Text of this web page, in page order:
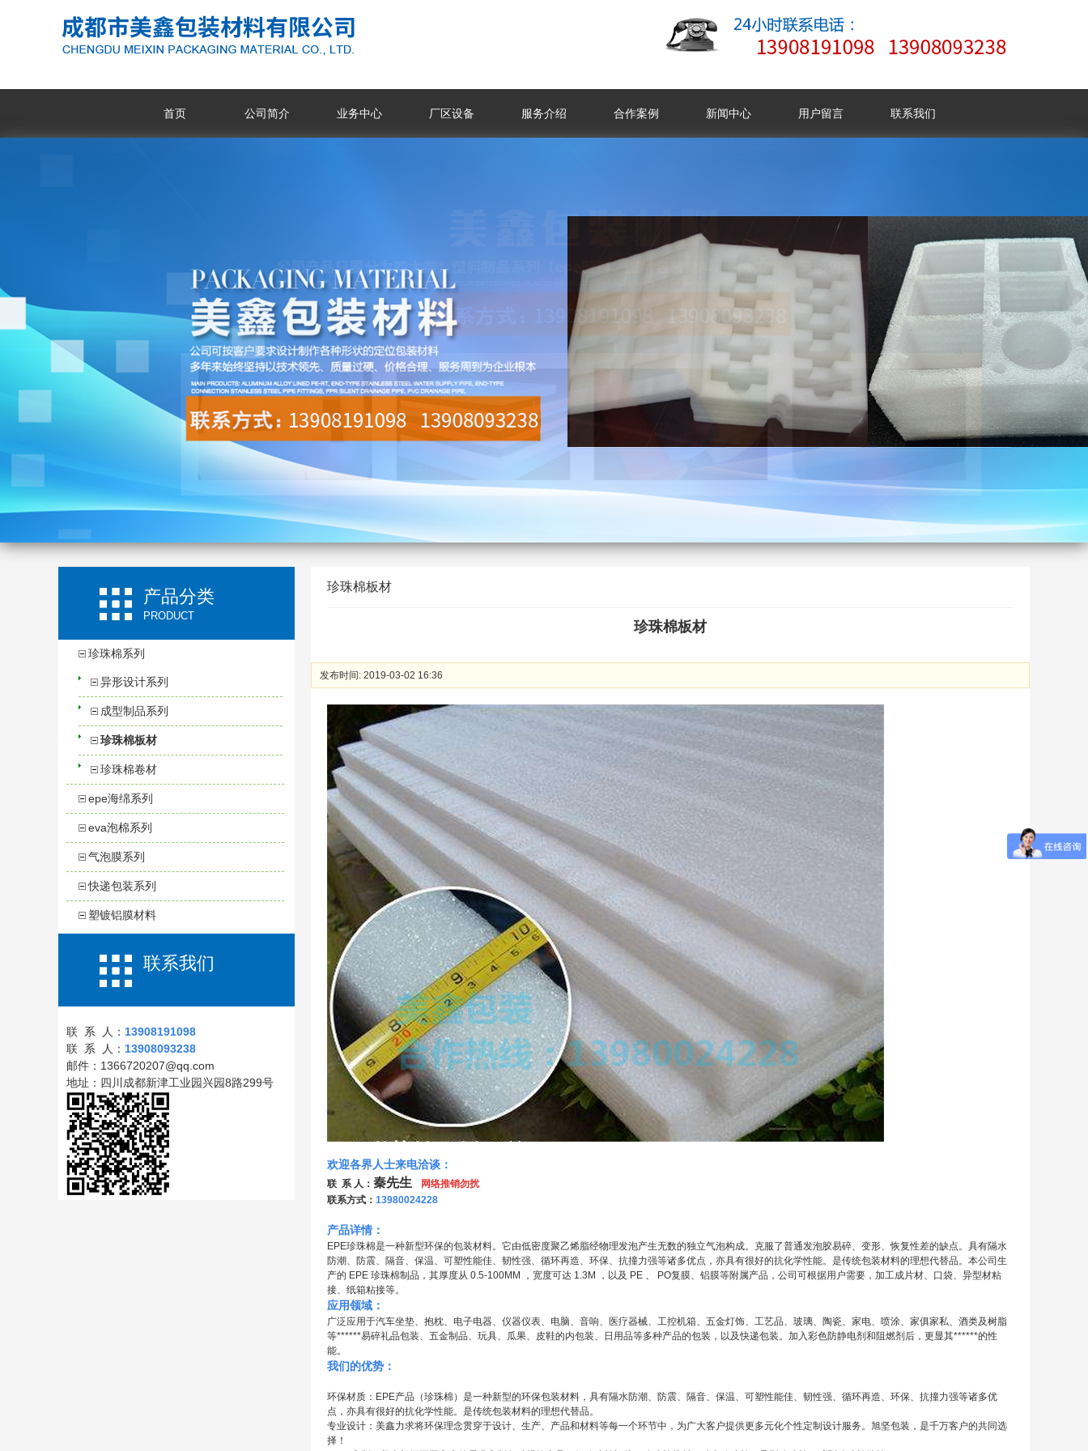
首页 公司简介 业务中心 厂区设备 服务介绍 合作案例 新闻中心 用户留言 联系我们
产品分类
PRODUCT
珍珠棉系列
异形设计系列
成型制品系列
珍珠棉板材
珍珠棉卷材
epe海绵系列
eva泡棉系列
气泡膜系列
快递包装系列
塑镀铝膜材料
联系我们
联 系 人： 13908191098
联 系 人： 13908093238
邮件：1366720207@qq.com
地址：四川成都新津工业园兴园8路299号
珍珠棉板材
珍珠棉板材
发布时间: 2019-03-02 16:36
欢迎各界人士来电洽谈：
联 系 人： 秦先生
网络推销勿扰
联系方式： 13980024228
产品详情：
EPE珍珠棉是一种新型环保的包装材料。它由低密度聚乙烯脂经物理发泡产生无数的独立气泡构成。克服了普通发泡胶易碎、变形、恢复性差的缺点。具有隔水
防潮、防震、隔音、保温、可塑性能佳、韧性强、循环再造、环保、抗撞力强等诸多优点，亦具有很好的抗化学性能。是传统包装材料的理想代替品。本公司生
产的 EPE 珍珠棉制品，其厚度从 0.5-100MM ，宽度可达 1.3M ，以及 PE 、 PO复膜、铝膜等附属产品，公司可根据用户需要，加工成片材、口袋、异型材粘
接、纸箱粘接等。
应用领域：
广泛应用于汽车坐垫、抱枕、电子电器、仪器仪表、电脑、音响、医疗器械、工控机箱、五金灯饰、工艺品、玻璃、陶瓷、家电、喷涂、家俱家私、酒类及树脂
等******易碎礼品包装、五金制品、玩具、瓜果、皮鞋的内包装、日用品等多种产品的包装，以及快递包装。加入彩色防静电剂和阻燃剂后，更显其******的性
能。
我们的优势：
环保材质：EPE产品（珍珠棉）是一种新型的环保包装材料，具有隔水防潮、防震、隔音、保温、可塑性能佳、韧性强、循环再造、环保、抗撞力强等诸多优
点，亦具有很好的抗化学性能。是传统包装材料的理想代替品。
专业设计：美鑫力求将环保理念贯穿于设计、生产、产品和材料等每一个环节中，为广大客户提供更多元化个性定制设计服务。旭坚包装，是千万客户的共同选
择！